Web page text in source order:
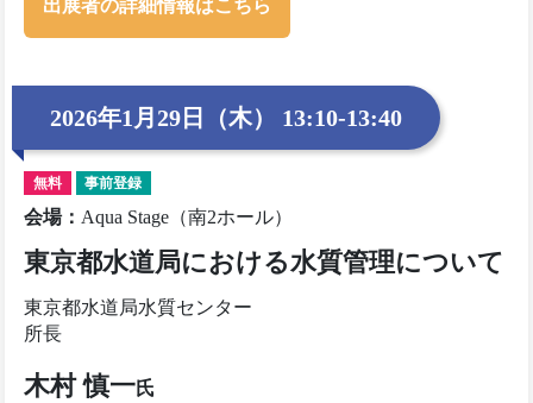
出展者の詳細情報はこちら
2026年1月29日（木） 13:10-13:40
無料 事前登録
会場： Aqua Stage（南2ホール）
東京都水道局における水質管理について
東京都水道局水質センター
所長
木村 慎一氏